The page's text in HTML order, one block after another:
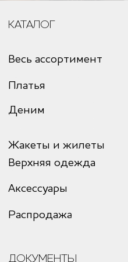
Политика конфиденциальности
Согласие на обработку
Дизайн и
ANMUSE © 2026
25% 25%
Как